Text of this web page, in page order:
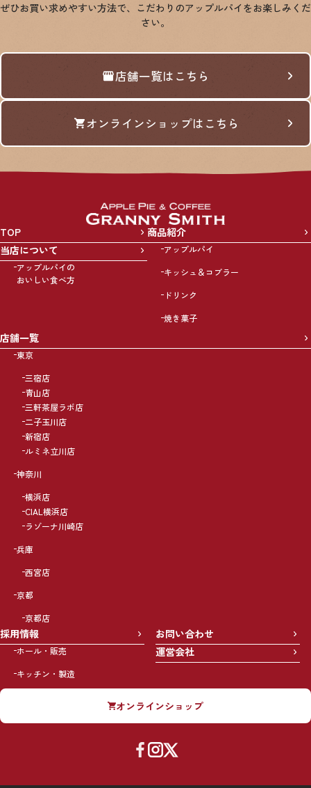
ぜひお買い求めやすい方法で、こだわりのアップルパイをお楽しみくだ
さい。
店舗一覧はこちら
オンラインショップはこちら
TOP
当店について
アップルパイの
おいしい食べ方
商品紹介
アップルパイ
キッシュ＆コブラー
ドリンク
焼き菓子
店舗一覧
東京
三宿店
青山店
三軒茶屋ラボ店
二子玉川店
新宿店
ルミネ立川店
神奈川
横浜店
CIAL横浜店
ラゾーナ川崎店
兵庫
西宮店
京都
京都店
採用情報
ホール・販売
キッチン・製造
お問い合わせ
運営会社
オンラインショップ